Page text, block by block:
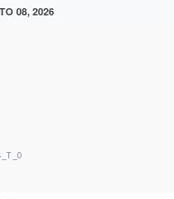
08, 2026